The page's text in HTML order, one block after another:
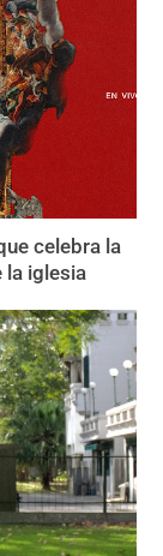
celebra la
la iglesia